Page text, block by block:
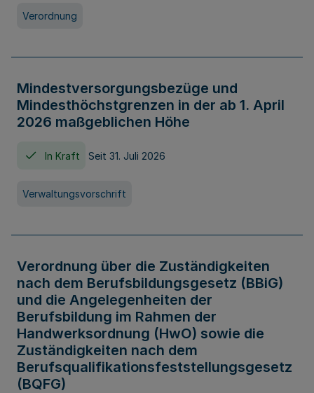
Verordnung
Mindestversorgungsbezüge und
Mindesthöchstgrenzen in der ab 1. April
2026 maßgeblichen Höhe
In Kraft Seit 31. Juli 2026
Verwaltungsvorschrift
Verordnung über die Zuständigkeiten
nach dem Berufsbildungsgesetz (BBiG)
und die Angelegenheiten der
Berufsbildung im Rahmen der
Handwerksordnung (HwO) sowie die
Zuständigkeiten nach dem
Berufsqualifikationsfeststellungsgesetz
(BQFG)